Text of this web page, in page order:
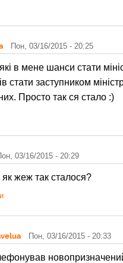
Пон, 03/16/2015 - 20:25
в мене шанси стати
стати заступником
Просто так ся стало :)
03/16/2015 - 20:29
як жеж так сталося?
Пон, 03/16/2015 - 20:33